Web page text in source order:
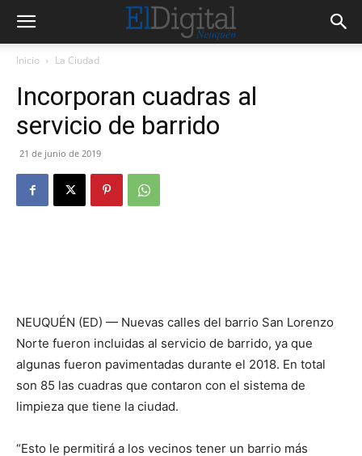
Inicio La Ciudad
Incorporan cuadras al
servicio de barrido
21 de junio de 2019
NEUQUÉN (ED) — Nuevas calles del barrio San Lorenzo
Norte fueron incluidas al servicio de barrido, ya que
algunas fueron pavimentadas durante el 2018. En total
son 85 las cuadras que contaron con el sistema de
limpieza que tiene la ciudad.
“Esto le permitirá a los vecinos tener un barrio más